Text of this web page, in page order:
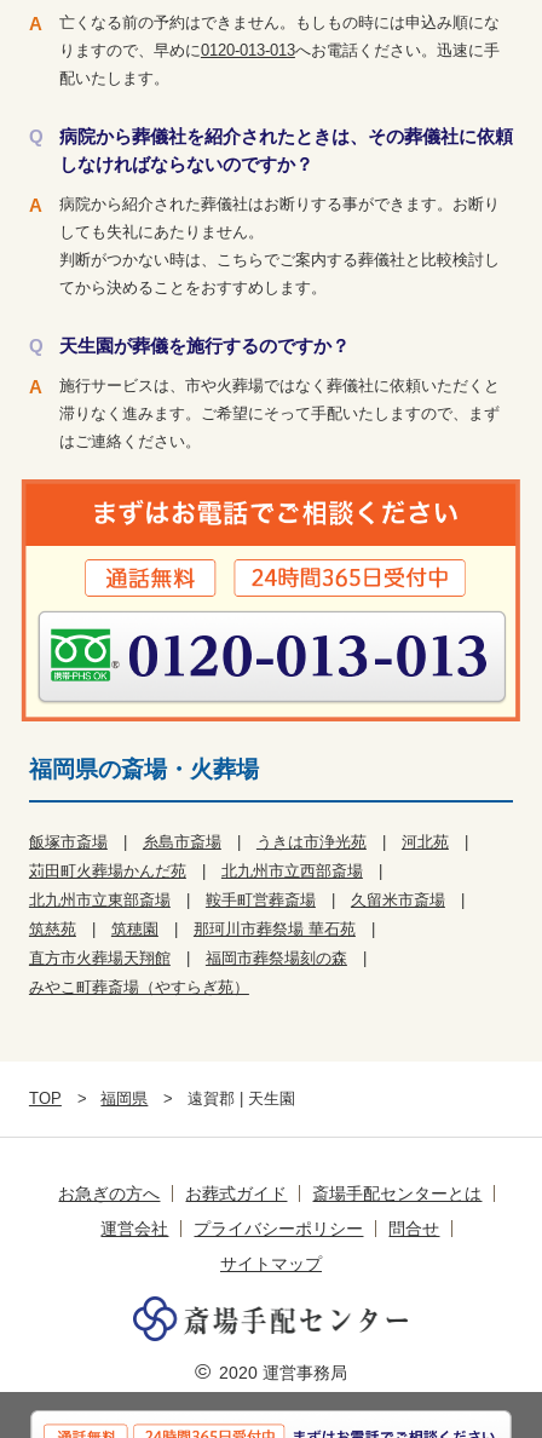
亡くなる前の予約はできません。もしもの時には申込み順にな
りますので、早めに0120-013-013へお電話ください。迅速に手
配いたします。
病院から葬儀社を紹介されたときは、その葬儀社に依頼
しなければならないのですか？
病院から紹介された葬儀社はお断りする事ができます。お断り
しても失礼にあたりません。
判断がつかない時は、こちらでご案内する葬儀社と比較検討し
てから決めることをおすすめします。
天生園が葬儀を施行するのですか？
施行サービスは、市や火葬場ではなく葬儀社に依頼いただくと
滞りなく進みます。ご希望にそって手配いたしますので、まず
はご連絡ください。
福岡県の斎場・火葬場
飯塚市斎場 糸島市斎場 うきは市浄光苑
河北苑
苅田町火葬場かんだ苑
北九州市立西部斎場
北九州市立東部斎場
鞍手町営葬斎場
久留米市斎場
筑慈苑
筑穂園
那珂川市葬祭場 華石苑
直方市火葬場天翔館
福岡市葬祭場刻の森
みやこ町葬斎場（やすらぎ苑）
TOP 福岡県 遠賀郡 | 天生園
お急ぎの方へ お葬式ガイド
斎場手配センターとは
運営会社
プライバシーポリシー
問合せ
サイトマップ
© 2020 運営事務局